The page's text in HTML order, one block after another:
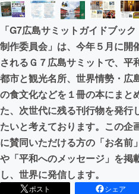
まちづくり・地域活
CAMPFIRE for Social
CAMPFIREふるさと納税
「G7広島サミットガイドブック
制作委員会」は、今年５月に開
されるＧ７広島サミットで、平
都市と観光名所、世界情勢・広
の食文化などを１冊の本にまと
た、次世代に残る刊行物を発行
たいと考えております。この企
に賛同いただける方の「お名前」
や「平和へのメッセージ」を掲
し、世界に発信します。
ポスト
シェア